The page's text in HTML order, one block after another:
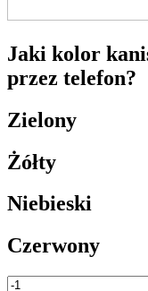
Jaki kolor
przez telefon?
Zielony
Żółty
Niebieski
Czerwony